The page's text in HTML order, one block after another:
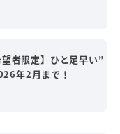
望者限定】ひと足早い”
年2月まで！